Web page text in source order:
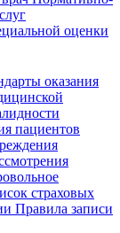
оценки
оказания
пациентов
страховых
Правила записи